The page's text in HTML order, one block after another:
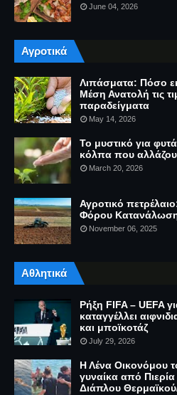
June 04, 2026
Αγροτικά
Λιπάσματα: Πόσο
Μέση Ανατολή τις
παραδείγματα
May 14, 2026
Το μυστικό για
κόλπα που
March 20, 2026
Αγροτικό
Φόρου
November 06, 2025
Αθλητικά
Ρήξη FIFA – UEFA
καταγγέλλει
και μποϊκοτάζ
July 29, 2026
Η Λένα Οικονόμου
γυναίκα από
Διάπλου